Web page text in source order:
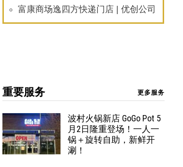
富康商场逸四方快递门店 | 优创公司
重要服务 更多服务
波村火锅新店 GoGo Pot 5
月2日隆重登场！一人一
锅＋旋转自助，新鲜开
涮！